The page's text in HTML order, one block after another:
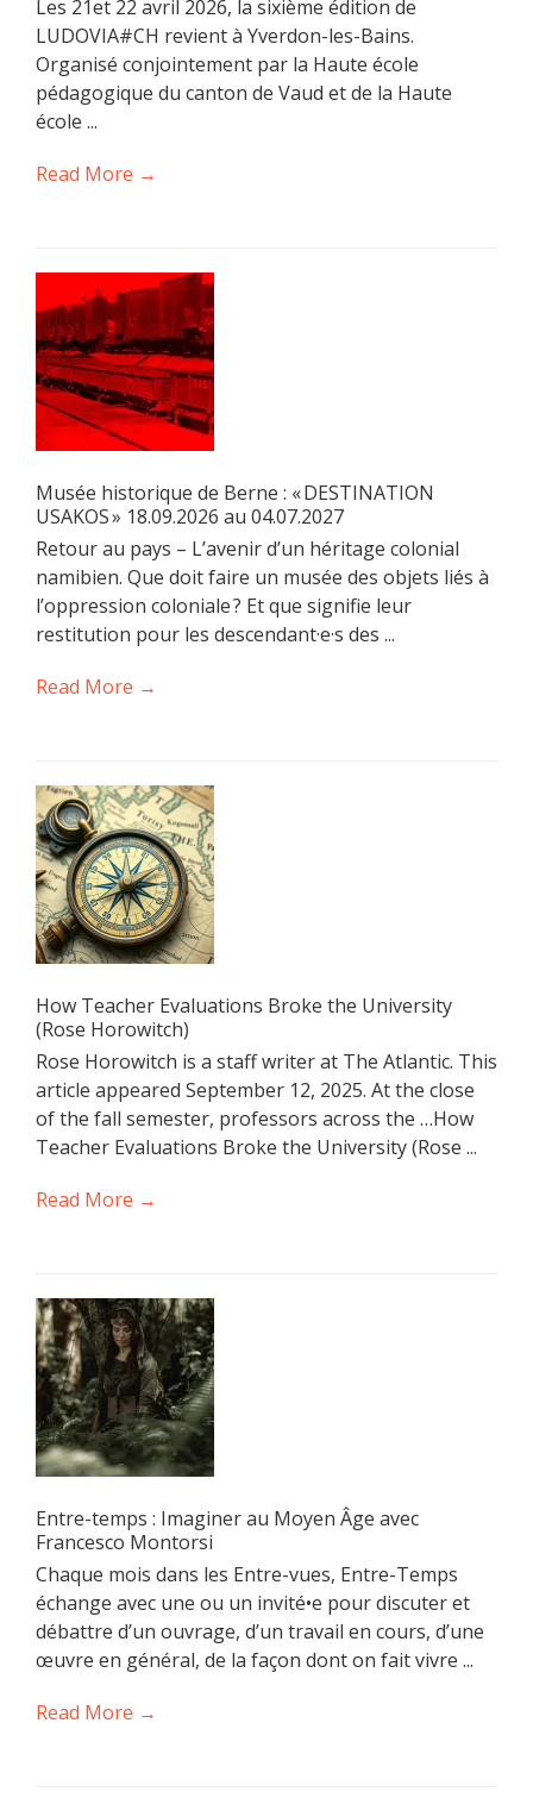
Les 21et 22 avril 2026, la sixième édition de
LUDOVIA#CH revient à Yverdon-les-Bains.
Organisé conjointement par la Haute école
pédagogique du canton de Vaud et de la Haute
école ...
Read More →
Musée historique de Berne : « DESTINATION
USAKOS » 18.09.2026 au 04.07.2027
Retour au pays – L’avenir d’un héritage colonial
namibien. Que doit faire un musée des objets liés à
l’oppression coloniale ? Et que signifie leur
restitution pour les descendant·e·s des ...
Read More →
How Teacher Evaluations Broke the University
(Rose Horowitch)
Rose Horowitch is a staff writer at The Atlantic. This
article appeared September 12, 2025. At the close
of the fall semester, professors across the …How
Teacher Evaluations Broke the University (Rose ...
Read More →
Entre-temps : Imaginer au Moyen Âge avec
Francesco Montorsi
Chaque mois dans les Entre-vues, Entre-Temps
échange avec une ou un invité•e pour discuter et
débattre d’un ouvrage, d’un travail en cours, d’une
œuvre en général, de la façon dont on fait vivre ...
Read More →